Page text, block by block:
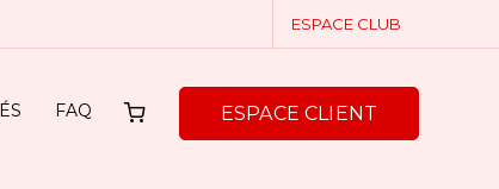
ESPACE CLUB
FAQ ESPACE CLIENT